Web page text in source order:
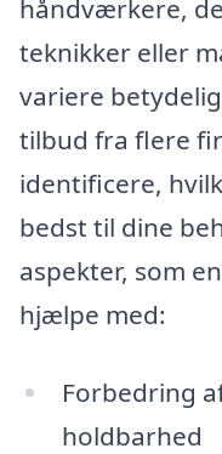
håndværkere,
teknikker eller
variere
tilbud fra flere
identificere,
bedst til dine
aspekter, som
hjælpe med:
Forbedring
holdbarhed